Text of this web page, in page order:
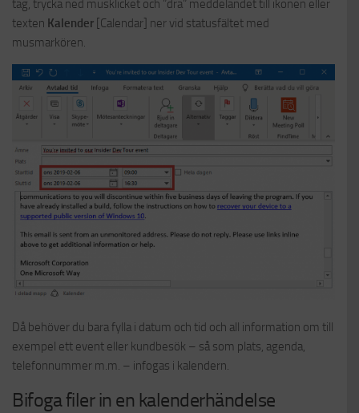
tag, trycka ned musklicket och ”dra” meddelandet till ikonen eller
texten Kalender [Calendar] ner vid statusfältet med
musmarkören.
Då behöver du bara fylla i datum och tid och all information om till
exempel ett event eller kundbesök – så som plats, agenda,
telefonnummer m.m. – infogas i kalendern.
Bifoga filer in en kalenderhändelse